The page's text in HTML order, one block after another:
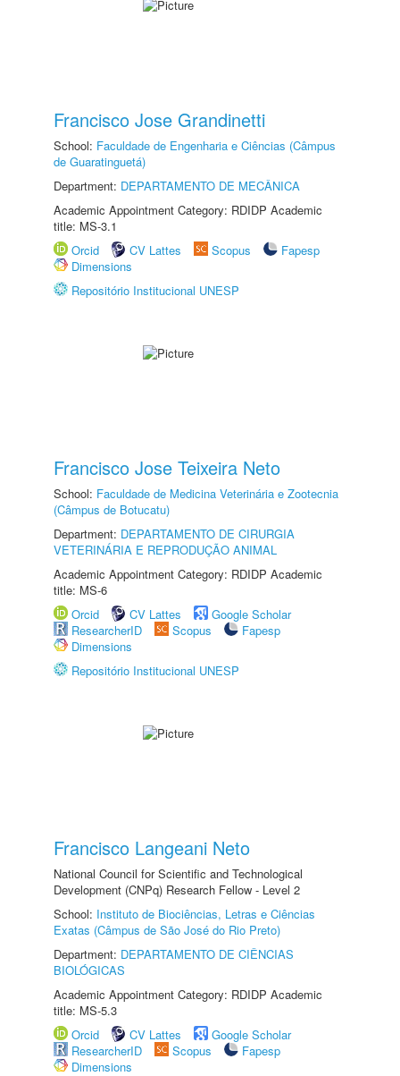
Francisco Jose Grandinetti
School: Faculdade de Engenharia e Ciências (Câmpus
de Guaratinguetá)
Department: DEPARTAMENTO DE MECÂNICA
Academic Appointment Category: RDIDP Academic
title: MS-3.1
Orcid
CV Lattes Scopus
Fapesp
Dimensions
Repositório Institucional UNESP
Francisco Jose Teixeira Neto
School: Faculdade de Medicina Veterinária e Zootecnia
(Câmpus de Botucatu)
Department: DEPARTAMENTO DE CIRURGIA
VETERINÁRIA E REPRODUÇÃO ANIMAL
Academic Appointment Category: RDIDP Academic
title: MS-6
Orcid
CV Lattes
Google Scholar
ResearcherID
Scopus
Fapesp
Dimensions
Repositório Institucional UNESP
Francisco Langeani Neto
National Council for Scientific and Technological
Development (CNPq) Research Fellow - Level 2
School: Instituto de Biociências, Letras e Ciências
Exatas (Câmpus de São José do Rio Preto)
Department: DEPARTAMENTO DE CIÊNCIAS
BIOLÓGICAS
Academic Appointment Category: RDIDP Academic
title: MS-5.3
Orcid
CV Lattes
Google Scholar
ResearcherID
Scopus
Fapesp
Dimensions